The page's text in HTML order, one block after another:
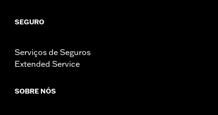
SEGURO
Serviços de Seguros
Extended Service
SOBRE NÓS